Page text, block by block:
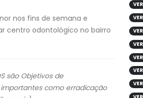
nos fins de semana e
centro odontológico no bairro
são Objetivos de
como erradicação